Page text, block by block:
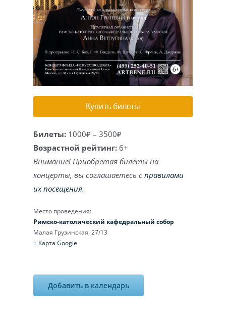
Игра на органе
Купить билеты
Билеты: 1000₽ – 3500₽
Возрастной рейтинг: 6+
Внимание! Приобретая билеты на
концерты, вы соглашаетесь справилами
их посещения.
Место проведения:
Римско-католический кафедральный собор
Малая Грузинская, 27/13
+ Карта Google
Добавить в календарь